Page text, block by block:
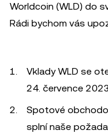
Worldcoin (WLD) do
Rádi bychom vás
Vklady WLD se
24. července
Spotové
splní naše